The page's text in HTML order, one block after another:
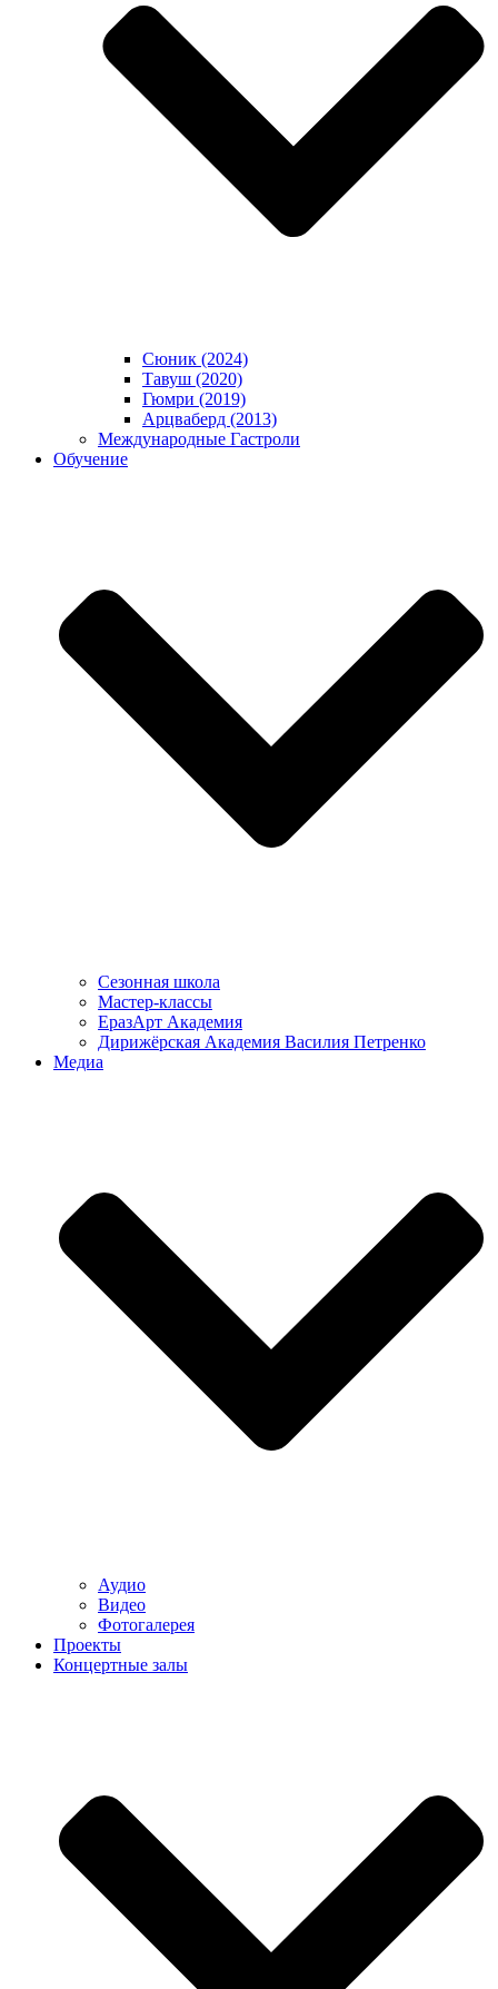
Сюник (2024)
Тавуш (2020)
Гюмри (2019)
Арцваберд (2013)
Международные Гастроли
Обучение
Сезонная школа
Мастер-классы
ЕразАрт Академия
Дирижёрская Академия Василия Петренко
Медиа
Аудио
Видео
Фотогалерея
Проекты
Концертные залы